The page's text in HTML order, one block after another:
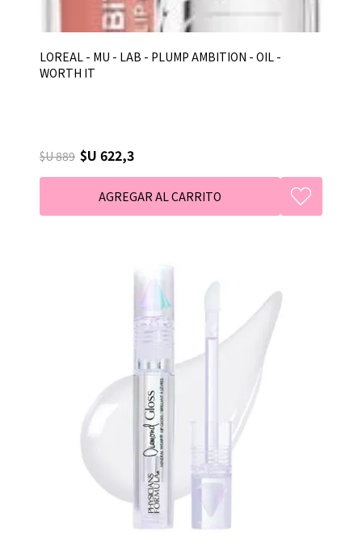
LOREAL - MU - LAB - PLUMP AMBITION - OIL -
WORTH IT
$U 889 $U 622,3